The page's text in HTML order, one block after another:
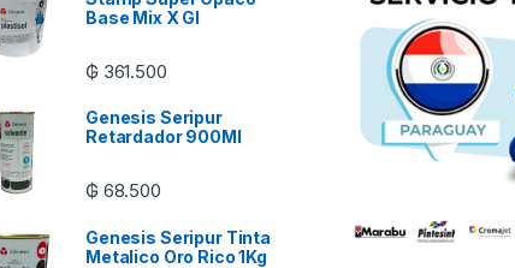
Base Mix X Gl
₲ 361.500
Genesis Seripur
Retardador 900Ml
₲ 68.500
Genesis Seripur Tinta
Metalico Oro Rico 1Kg